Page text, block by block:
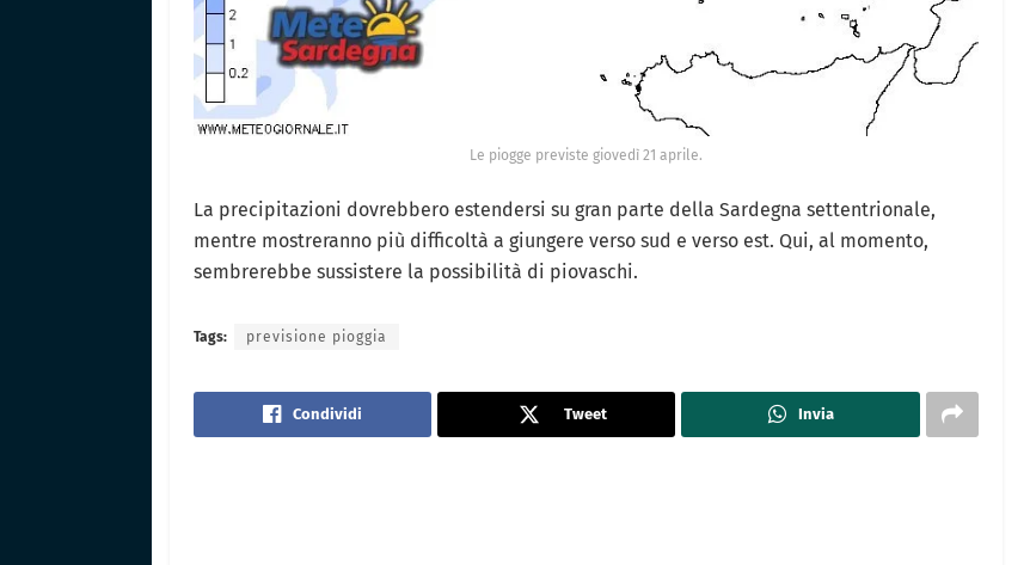
Le piogge previste giovedì 21 aprile.
La precipitazioni dovrebbero estendersi su gran parte della Sardegna settentrionale,
mentre mostreranno più difficoltà a giungere verso sud e verso est. Qui, al momento,
sembrerebbe sussistere la possibilità di piovaschi.
Tags: previsione pioggia
Condividi Tweet Invia